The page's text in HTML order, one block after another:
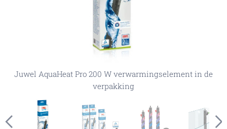
Juwel AquaHeat Pro 200 W verwarmingselement in de
verpakking
Juwel AquaHeat Pro, verschillende maten (alleen de
geselecteerde maat wordt geleverd)
Juwel AquaHeat Pro, verschillende maten (alleen de
geselecteerde maat wordt geleverd)
Juwel AquaHeat Pro in een aquarium
Juwel AquaHeat Pro in een aquarium